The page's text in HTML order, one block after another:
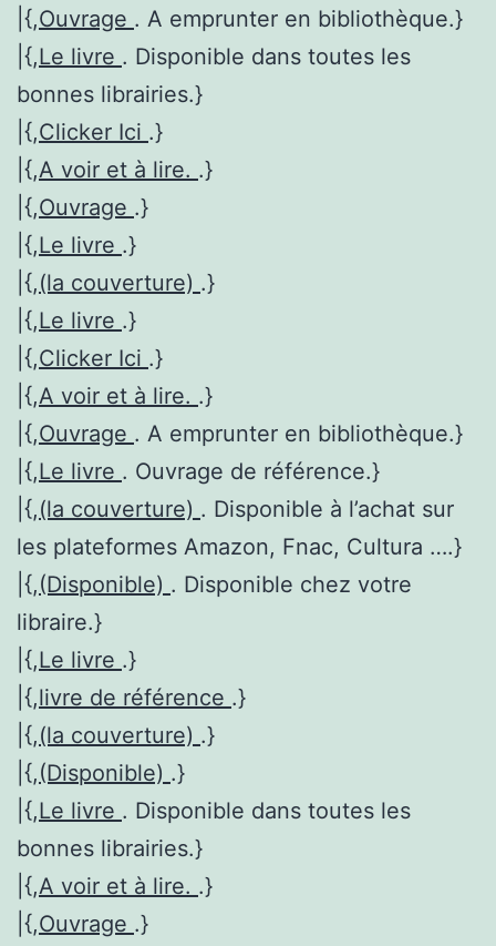
|{,Ouvrage . A emprunter en bibliothèque.}
|{,Le livre . Disponible dans toutes les
bonnes librairies.}
|{,Clicker Ici .}
|{,A voir et à lire. .}
|{,Ouvrage .}
|{,Le livre .}
|{,(la couverture) .}
|{,Le livre .}
|{,Clicker Ici .}
|{,A voir et à lire. .}
|{,Ouvrage . A emprunter en bibliothèque.}
|{,Le livre . Ouvrage de référence.}
|{,(la couverture) . Disponible à l’achat sur
les plateformes Amazon, Fnac, Cultura ….}
|{,(Disponible) . Disponible chez votre
libraire.}
|{,Le livre .}
|{,livre de référence .}
|{,(la couverture) .}
|{,(Disponible) .}
|{,Le livre . Disponible dans toutes les
bonnes librairies.}
|{,A voir et à lire. .}
|{,Ouvrage .}